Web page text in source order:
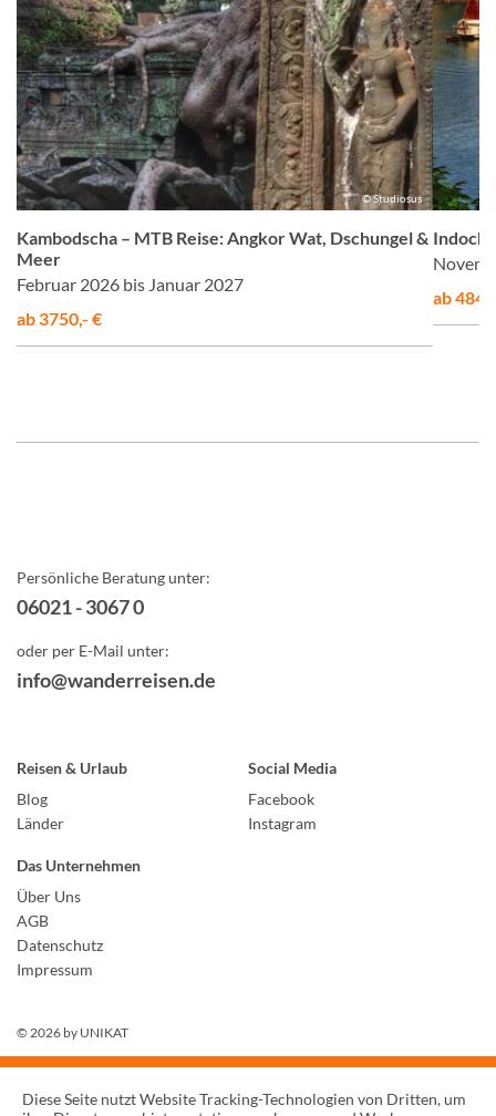
© Studiosus
Kambodscha – MTB Reise: Angkor Wat, Dschungel &
Meer
Februar 2026 bis Januar 2027
ab 3750,- €
ab
Persönliche Beratung unter:
06021 - 3067 0
oder per E-Mail unter:
info@wanderreisen.de
Reisen & Urlaub
Blog
Länder
Social Media
Facebook
Instagram
Das Unternehmen
Über Uns
AGB
Datenschutz
Impressum
© 2026 by UNIKAT
Diese Seite nutzt Website Tracking-Technologien von Dritten, um